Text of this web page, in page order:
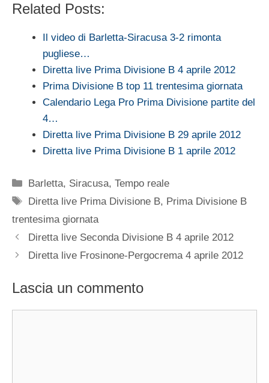
Related Posts:
Il video di Barletta-Siracusa 3-2 rimonta
pugliese…
Diretta live Prima Divisione B 4 aprile 2012
Prima Divisione B top 11 trentesima giornata
Calendario Lega Pro Prima Divisione partite del
4…
Diretta live Prima Divisione B 29 aprile 2012
Diretta live Prima Divisione B 1 aprile 2012
Categorie
Barletta, Siracusa,Tempo reale
Tag
Diretta live Prima Divisione B, Prima Divisione B
trentesima giornata
Diretta live Seconda Divisione B 4 aprile 2012
Diretta live Frosinone-Pergocrema 4 aprile 2012
Lascia un commento